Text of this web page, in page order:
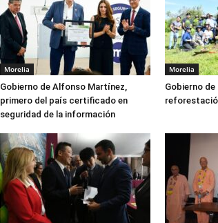
Morelia
Gobierno de Alfonso Martínez,
primero del país certificado en
seguridad de la información
Morelia
Gobierno de